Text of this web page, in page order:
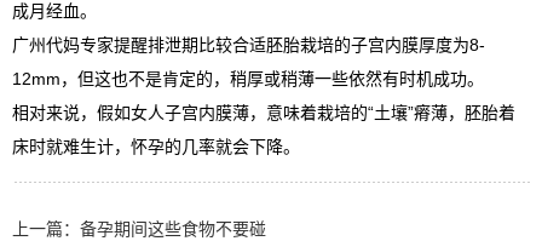
成月经血。
广州代妈专家提醒排泄期比较合适胚胎栽培的子宫内膜厚度为8-
12mm，但这也不是肯定的，稍厚或稍薄一些依然有时机成功。
相对来说，假如女人子宫内膜薄，意味着栽培的“土壤”瘠薄，胚胎着
床时就难生计，怀孕的几率就会下降。
上一篇： 备孕期间这些食物不要碰